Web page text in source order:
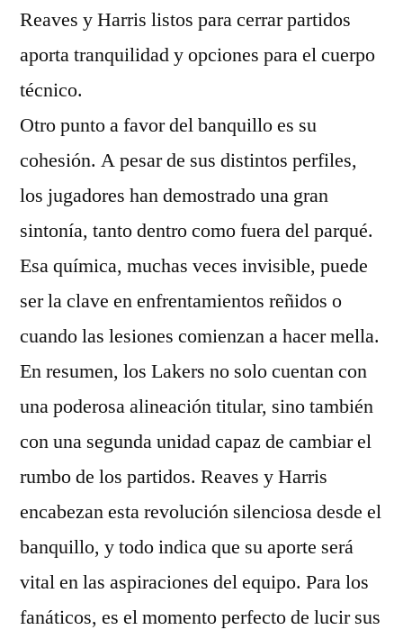
Reaves y Harris listos para cerrar partidos
aporta tranquilidad y opciones para el cuerpo
técnico.
Otro punto a favor del banquillo es su
cohesión. A pesar de sus distintos perfiles,
los jugadores han demostrado una gran
sintonía, tanto dentro como fuera del parqué.
Esa química, muchas veces invisible, puede
ser la clave en enfrentamientos reñidos o
cuando las lesiones comienzan a hacer mella.
En resumen, los Lakers no solo cuentan con
una poderosa alineación titular, sino también
con una segunda unidad capaz de cambiar el
rumbo de los partidos. Reaves y Harris
encabezan esta revolución silenciosa desde el
banquillo, y todo indica que su aporte será
vital en las aspiraciones del equipo. Para los
fanáticos, es el momento perfecto de lucir sus